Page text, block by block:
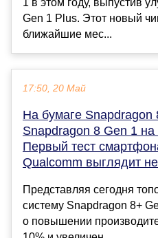
Gen 1 Plus. Этот новый
ближайшие мес...
17:50, 20 Май
На бумаге Snapdragon
Snapdragon 8 Gen 1
Первый тест
Qualcomm выглядит
Представляя сегодня
систему Snapdragon 8+
о повышении